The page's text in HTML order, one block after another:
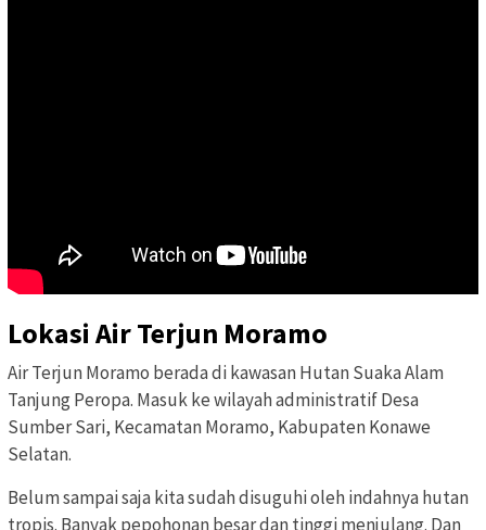
Lokasi Air Terjun Moramo
Air Terjun Moramo berada di kawasan Hutan Suaka Alam
Tanjung Peropa. Masuk ke wilayah administratif Desa
Sumber Sari, Kecamatan Moramo, Kabupaten Konawe
Selatan.
Belum sampai saja kita sudah disuguhi oleh indahnya hutan
tropis. Banyak pepohonan besar dan tinggi menjulang. Dan